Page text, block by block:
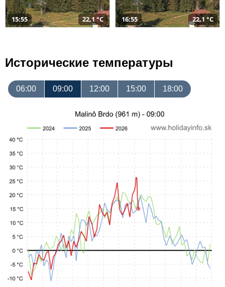
15:55 22,1 °C 16:55 22,1 °C
Исторические температуры
06:00 09:00 12:00 15:00 18:00